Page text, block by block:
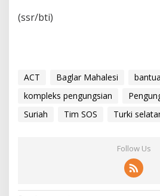
(ssr/bti)
ACT Baglar Mahalesi
kompleks pengungsian
Suriah
Tim SOS Turki
Follow Us